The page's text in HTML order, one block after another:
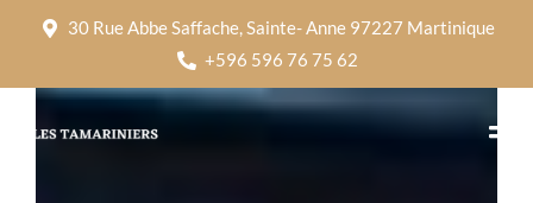
30 Rue Abbe Saffache, Sainte- Anne 97227 Martinique
+596 596 76 75 62